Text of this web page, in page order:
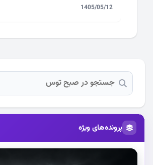
1405/05/12
پرونده‌های ویژه